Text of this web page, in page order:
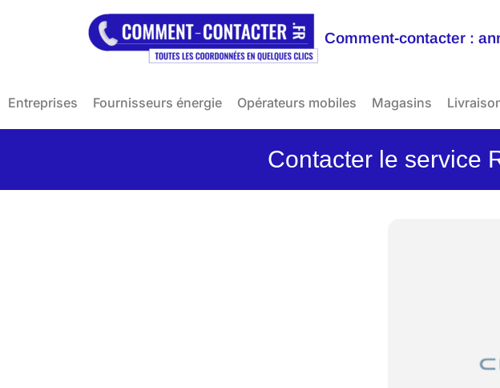
Comment-contacter :
Entreprises Fournisseurs énergie Opérateurs mobiles Magasins
Contacter le service